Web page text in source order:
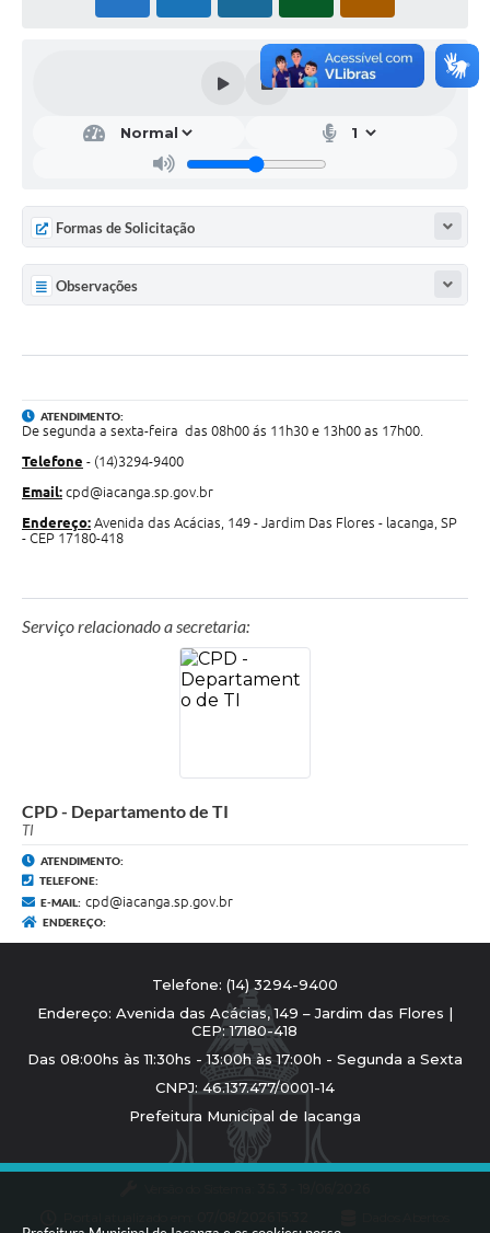
Formas de Solicitação
Observações
ATENDIMENTO:
De segunda a sexta-feira das 08h00 ás 11h30 e 13h00 as 17h00.
Telefone - (14)3294-9400
Email: cpd@iacanga.sp.gov.br
Endereço: Avenida das Acácias, 149 - Jardim Das Flores - lacanga, SP
- CEP 17180-418
Serviço relacionado a secretaria:
CPD - Departamento de TI
TI
ATENDIMENTO:
TELEFONE:
E-MAIL: cpd@iacanga.sp.gov.br
ENDEREÇO:
Telefone: (14) 3294-9400
Endereço: Avenida das Acácias, 149 – Jardim das Flores |
CEP: 17180-418
Das 08:00hs às 11:30hs - 13:00h às 17:00h - Segunda a Sexta
CNPJ: 46.137.477/0001-14
Prefeitura Municipal de Iacanga